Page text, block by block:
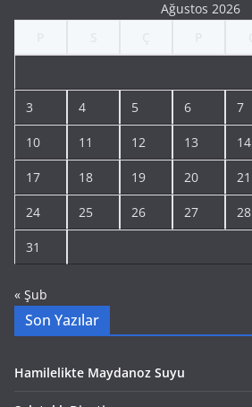
Ağustos 2026
3 4 5 6 7
10 11 12 13 14
17 18 19 20 21
24 25 26 27 28
31
« Şub
Son Yazılar
Hamilelikte Maydanoz Suyu